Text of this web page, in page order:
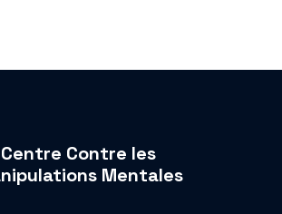
Centre Contre les
Mentales